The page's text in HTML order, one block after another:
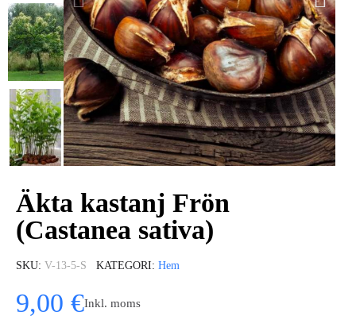
Äkta kastanj Frön
(Castanea sativa)
SKU V-13-5-S KATEGORI Hem
9,00 €Inkl. moms